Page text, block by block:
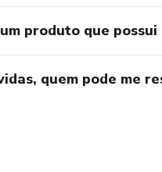
produto que
quem pode me